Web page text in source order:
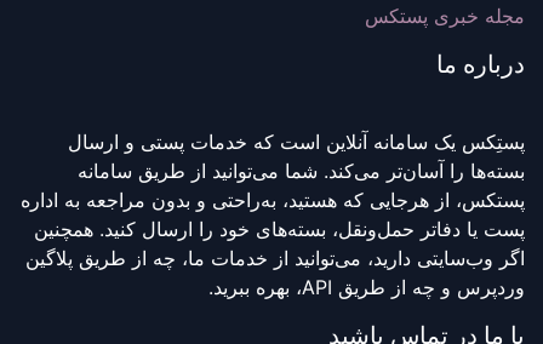
مجله خبری پستکس
درباره ما
پستِکس یک سامانه آنلاین است که خدمات پستی و ارسال
بسته‌ها را آسان‌تر می‌کند. شما می‌توانید از طریق سامانه
پستکس، از هرجایی که هستید، به‌راحتی و بدون مراجعه به اداره
پست یا دفاتر حمل‌ونقل، بسته‌های خود را ارسال کنید. همچنین
اگر وب‌سایتی دارید، می‌توانید از خدمات ما، چه از طریق پلاگین
وردپرس و چه از طریق API، بهره ببرید.
با ما در تماس باشید